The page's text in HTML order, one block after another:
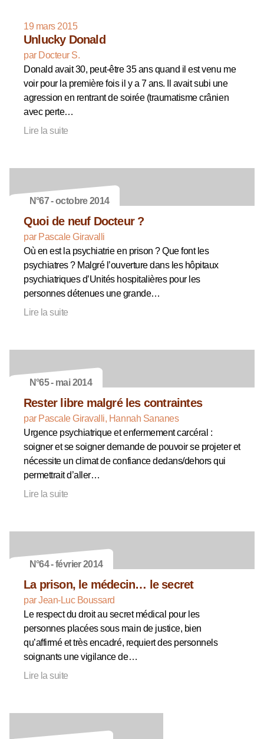
19 mars 2015
Unlucky Donald
par Docteur S.
Donald avait 30, peut-être 35 ans quand il est venu me
voir pour la première fois il y a 7 ans. Il avait subi une
agression en rentrant de soirée (traumatisme crânien
avec perte…
Lire la suite
N°67 - octobre 2014
Quoi de neuf Docteur ?
par Pascale Giravalli
Où en est la psychiatrie en prison ? Que font les
psychiatres ? Malgré l’ouverture dans les hôpitaux
psychiatriques d’Unités hospitalières pour les
personnes détenues une grande…
Lire la suite
N°65 - mai 2014
Rester libre malgré les contraintes
par Pascale Giravalli, Hannah Sananes
Urgence psychiatrique et enfermement carcéral :
soigner et se soigner demande de pouvoir se projeter et
nécessite un climat de confiance dedans/dehors qui
permettrait d’aller…
Lire la suite
N°64 - février 2014
La prison, le médecin… le secret
par Jean-Luc Boussard
Le respect du droit au secret médical pour les
personnes placées sous main de justice, bien
qu’affirmé et très encadré, requiert des personnels
soignants une vigilance de…
Lire la suite